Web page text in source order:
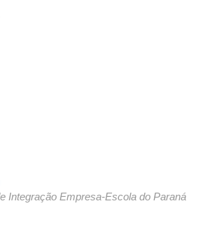
Integração Empresa-Escola do Paraná